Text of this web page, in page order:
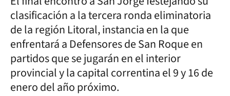
clasificación a la tercera ronda eliminatoria
de la región Litoral, instancia en la que
enfrentará a Defensores de San Roque en
partidos que se jugarán en el interior
provincial y la capital correntina el 9 y 16 de
enero del año próximo.